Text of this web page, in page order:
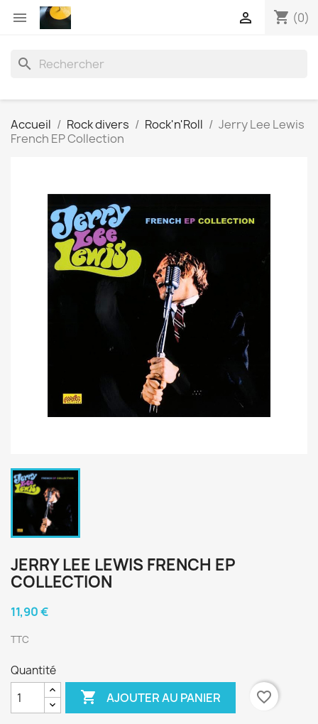
 shopping_cart (0)

search
Accueil Rock divers Rock'n'Roll
Jerry Lee Lewis
French EP Collection
JERRY LEE LEWIS FRENCH EP
COLLECTION
11,90 €
TTC
Quantité
 AJOUTER AU PANIER favorite_border